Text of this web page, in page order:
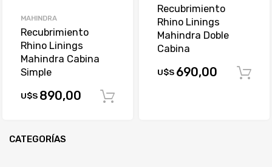
MAHINDRA
Recubrimiento
Rhino Linings
Mahindra Cabina
Simple
U$S 890,00
Recubrimiento
Rhino Linings
Mahindra Doble
Cabina
U$S 690,00
CATEGORÍAS